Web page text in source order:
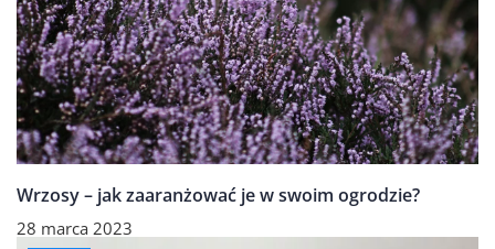
Wrzosy – jak zaaranżować je w swoim ogrodzie?
28 marca 2023